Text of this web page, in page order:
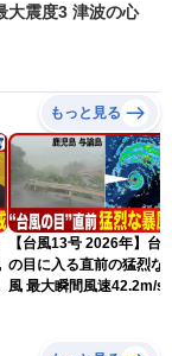
大震度3 津波の心
もっと見る
【台風13号 2026年】台
の目に入る直前の猛烈な
風 最大瞬間風速42.2m/s